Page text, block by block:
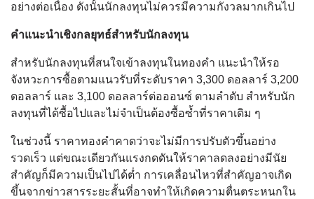
อย่างต่อเนื่อง ดังนั้นนักลงทุนไม่ควรมีความกังวลมากเกินไป
คำแนะนำเชิงกลยุทธ์สำหรับนักลงทุน
สำหรับนักลงทุนที่สนใจเข้าลงทุนในทองคำ แนะนำให้รอ
จังหวะการซื้อตามแนวรับที่ระดับราคา 3,300 ดอลลาร์ 3,200
ดอลลาร์ และ 3,100 ดอลลาร์ต่อออนซ์ ตามลำดับ สำหรับนัก
ลงทุนที่ได้ซื้อไปและไม่จำเป็นต้องซื้อซ้ำที่ราคาเดิม ๆ
ในช่วงนี้ ราคาทองคำคาดว่าจะไม่มีการปรับตัวขึ้นอย่าง
รวดเร็ว แต่ขณะเดียวกันแรงกดดันให้ราคาลดลงอย่างมีนัย
สำคัญก็มีความเป็นไปได้ต่ำ การเคลื่อนไหวที่สำคัญอาจเกิด
ขึ้นจากข่าวสารระยะสั้นที่อาจทำให้เกิดความตื่นตระหนกใน